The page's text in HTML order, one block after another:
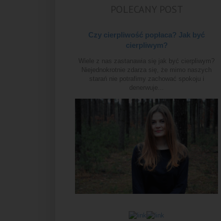
Czy cierpliwość popłaca? Jak być
cierpliwym?
Wiele z nas zastanawia się jak być cierpliwym?
Niejednokrotnie zdarza się, że mimo naszych
starań nie potrafimy zachować spokoju i
denerwuje...